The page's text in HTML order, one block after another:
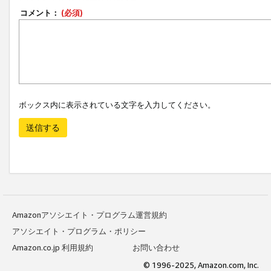
コメント： (必須)
ボックス内に表示されている文字を入力してください。
送信する
Amazonアソシエイト・プログラム運営規約
アソシエイト・プログラム・ポリシー
Amazon.co.jp 利用規約
お問い合わせ
© 1996-2025, Amazon.com, Inc.